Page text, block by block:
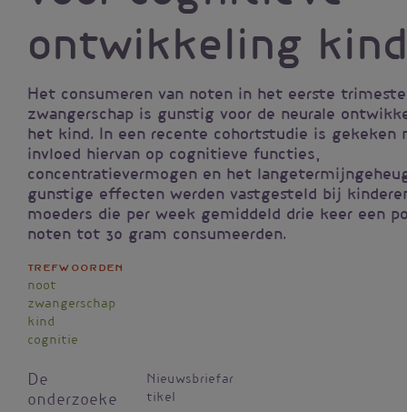
ontwikkeling kind
Het consumeren van noten in het eerste
zwangerschap is gunstig voor de neurale
het kind. In een recente cohortstudie is gekeken
invloed hiervan op cognitieve functies,
concentratievermogen en het
gunstige effecten werden vastgesteld bij
moeders die per week gemiddeld drie keer een
noten tot 30 gram consumeerden.
Trefwoorden
noot
zwangerschap
kind
cognitie
De
onderzoeke
Nieuwsbriefar
tikel